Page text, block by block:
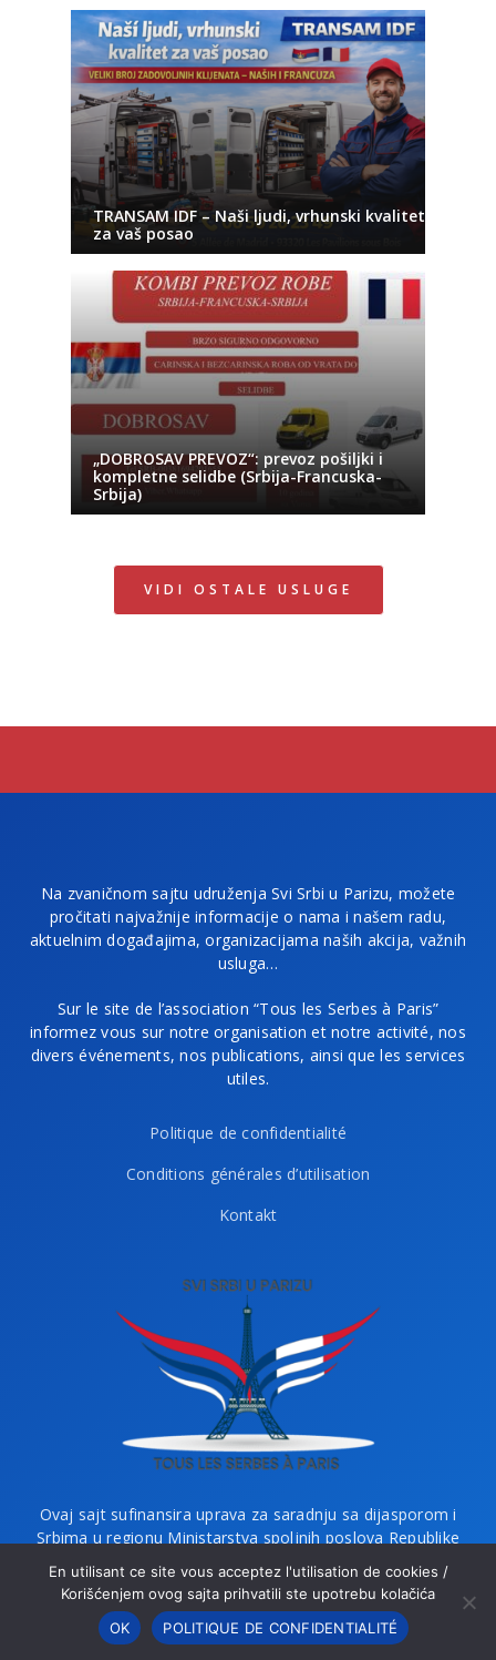
TRANSAM IDF – Naši ljudi, vrhunski kvalitet
za vaš posao
„DOBROSAV PREVOZ“: prevoz pošiljki i
kompletne selidbe (Srbija-Francuska-
Srbija)
VIDI OSTALE USLUGE
Na zvaničnom sajtu udruženja Svi Srbi u Parizu, možete
pročitati najvažnije informacije o nama i našem radu,
aktuelnim događajima, organizacijama naših akcija, važnih
usluga…
Sur le site de l’association “Tous les Serbes à Paris”
informez vous sur notre organisation et notre activité, nos
divers événements, nos publications, ainsi que les services
utiles.
Politique de confidentialité
Conditions générales d’utilisation
Kontakt
Ovaj sajt sufinansira uprava za saradnju sa dijasporom i
Srbima u regionu Ministarstva spoljnih poslova Republike
Srbije i Ministarstvo bez portfelja zaduženo za dijasporu.
En utilisant ce site vous acceptez l'utilisation de cookies /
Korišćenjem ovog sajta prihvatili ste upotrebu kolačića
OK
POLITIQUE DE CONFIDENTIALITÉ